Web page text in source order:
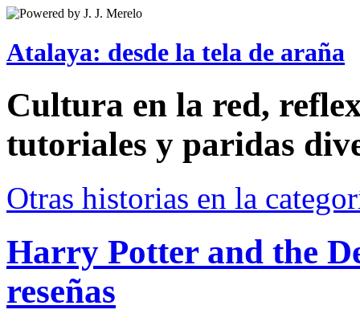
Atalaya: desde la tela de araña
Cultura en la red,
tutoriales y paridas
Otras historias en la
Harry Potter and the
reseñas